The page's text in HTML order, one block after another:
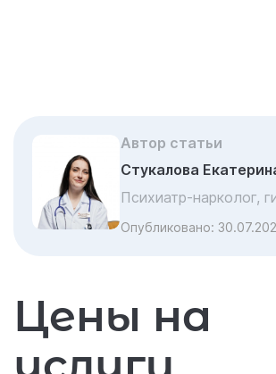
Автор статьи
Стукалова
Психиатр-нарколог,
Опубликовано:
Цены на